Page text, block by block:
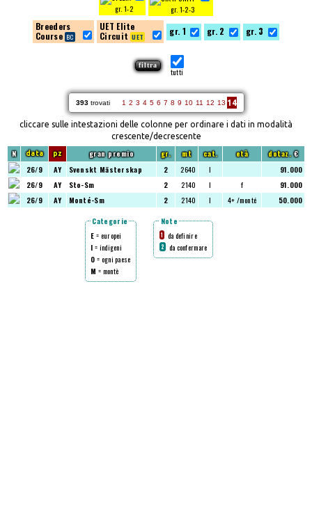
gr. 1-2 gr. 1-2-3
Breeders
Course
UET Elite
Circuit
gr. 1 gr. 2 gr. 3
tutti
393trovati 1 2 3 4 5 6 7 8 9 10 11 12 13 14
cliccare sulle intestazioni delle colonne per ordinare i dati in modalità
crescente/decrescente
N data pz gran premio gr. mt cat. età dotaz.€
26/9 AY Svenskt Mästerskap 2 2640 I
91.000
26/9
AY Sto-Sm 2 2140 I f
91.000
26/9
AY Monté-Sm 2 2140 I 4+ /monté 50.000
Categorie
E = europei
I = indigeni
O = ogni paese
M = montè
Note
1 da definire
2 da confermare